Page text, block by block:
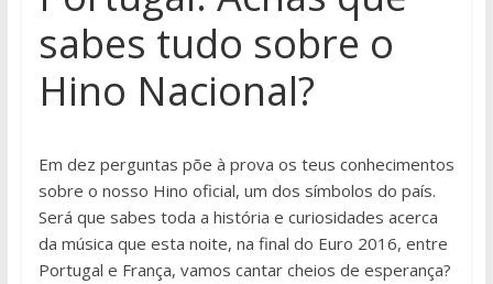
sabes tudo sobre o
Hino Nacional?
Em dez perguntas põe à prova os teus conhecimentos
sobre o nosso Hino oficial, um dos símbolos do país.
Será que sabes toda a história e curiosidades acerca
da música que esta noite, na final do Euro 2016, entre
Portugal e França, vamos cantar cheios de esperança?